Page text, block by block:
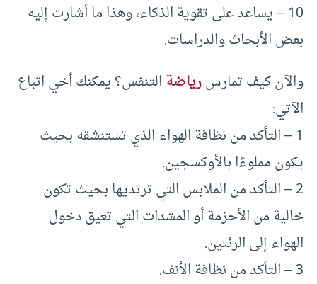
10 – يساعد على تقوية الذكاء، وهذا ما أشارت إليه
بعض الأبحاث والدراسات.
والآن كيف تمارسرياضةالتنفس؟ يمكنك أخي اتباع
الآتي:
1 – التأكد من نظافة الهواء الذي تستنشقه بحيث
يكون مملوءًا بالأوكسجين.
2 – التأكد من الملابس التي ترتديها بحيث تكون
خالية من الأحزمة أو المشدات التي تعيق دخول
الهواء إلى الرئتين.
3 – التأكد من نظافة الأنف.